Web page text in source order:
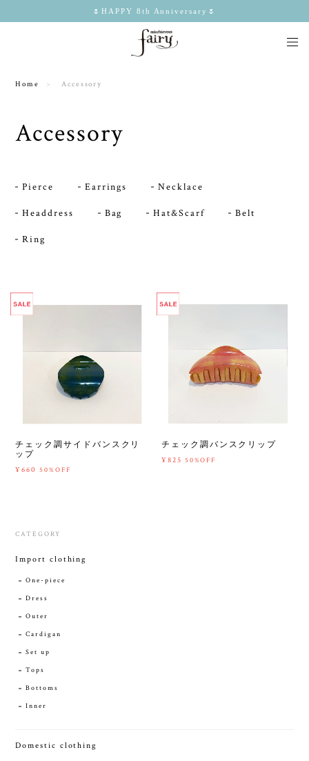
🌷HAPPY 8th Anniversary🌷
Home Accessory
Accessory
Pierce Earrings Necklace
Headdress Bag Hat&Scarf Belt
Ring
チェック調サイドバンスクリ
ップ
¥660 50%OFF
チェック調バンスクリップ
¥825 50%OFF
CATEGORY
Import clothing
One-piece
Dress
Outer
Cardigan
Set up
Tops
Bottoms
Inner
Domestic clothing